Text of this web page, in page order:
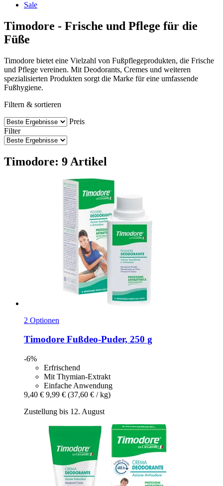
Sale
Timodore - Frische und Pflege für die
Füße
Timodore bietet eine Vielzahl von Fußpflegeprodukten, die Frische
und Pflege vereinen. Mit Deodorants, Cremes und weiteren
spezialisierten Produkten sorgt die Marke für eine umfassende
Fußhygiene.
Filtern & sortieren
Preis
Filter
Timodore: 9 Artikel
2 Optionen
Timodore Fußdeo-​Puder, 250 g
-6%
Erfrischend
Mit Thymian-Extrakt
Einfache Anwendung
9,40 € 9,99 € (37,60 € / kg)
Zustellung bis 12. August